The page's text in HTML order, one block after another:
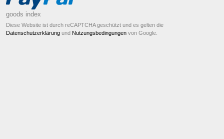
goods index
Diese Website ist durch reCAPTCHA geschützt und es gelten die
Datenschutzerklärung und Nutzungsbedingungen von Google.